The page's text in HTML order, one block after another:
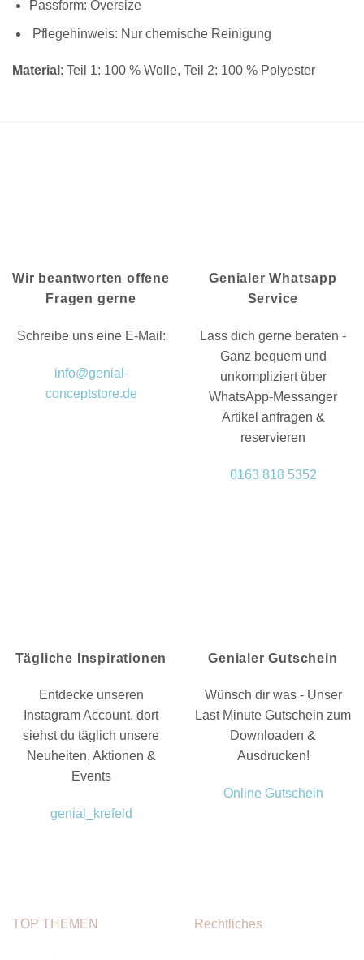
Passform: Oversize
Pflegehinweis: Nur chemische Reinigung
Material : Teil 1: 100 % Wolle, Teil 2: 100 % Polyester
Wir beantworten offene
Fragen gerne
Schreibe uns eine E-Mail:
info@genial-
conceptstore.de
Genialer Whatsapp
Service
Lass dich gerne beraten -
Ganz bequem und
unkompliziert über
WhatsApp-Messanger
Artikel anfragen &
reservieren
0163 818 5352
Tägliche Inspirationen
Entdecke unseren
Instagram Account, dort
siehst du täglich unsere
Neuheiten, Aktionen &
Events
genial_krefeld
Genialer Gutschein
Wünsch dir was - Unser
Last Minute Gutschein zum
Downloaden &
Ausdrucken!
Online Gutschein
TOP THEMEN Rechtliches